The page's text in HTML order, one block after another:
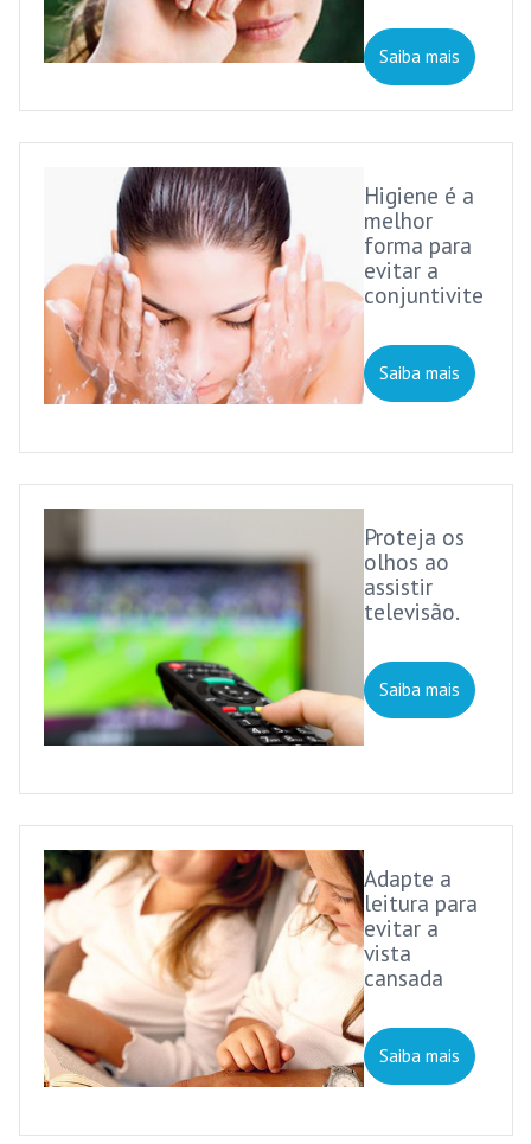
Saiba mais
Higiene é a
melhor
forma para
evitar a
conjuntivite
Saiba mais
Proteja os
olhos ao
assistir
televisão.
Saiba mais
Adapte a
leitura para
evitar a
vista
cansada
Saiba mais